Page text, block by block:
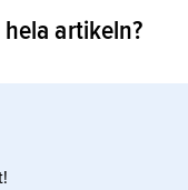
många former och
och en
artikeln?